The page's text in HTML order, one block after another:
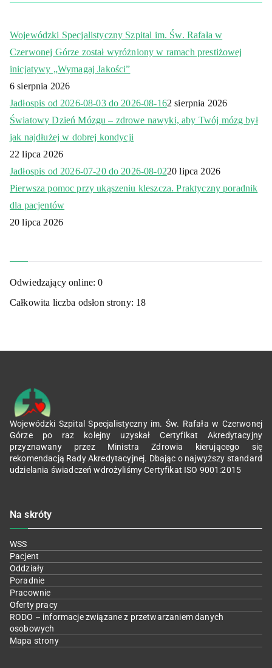
Wojewódzki Specjalistyczny Szpital im. Św. Rafała w
Czerwonej Górze został wyróżniony w ramach prestiżowej
inicjatywy „Wymagaj Jakości”
6 sierpnia 2026
Jadłospis od 2026-08-03 do 2026-08-162 sierpnia 2026
Światowy Dzień Mózgu – zdrowe nawyki, aby Twój mózg był
jak najdłużej w dobrej kondycji
22 lipca 2026
Jadłospis od 2026-07-20 do 2026-08-0220 lipca 2026
Pierwsza pomoc przy ukąszeniu kleszcza. Praktyczny poradnik
dla pacjentów
20 lipca 2026
Odwiedzający online:0
Całkowita liczba odsłon strony: 18
Wojewódzki Szpital Specjalistyczny im. Św. Rafała w Czerwonej
Górze po raz kolejny uzyskał Certyfikat Akredytacyjny
przyznawany przez Ministra Zdrowia kierującego się
rekomendacją Rady Akredytacyjnej. Dbając o najwyższy standard
udzielania świadczeń wdrożyliśmy Certyfikat ISO 9001:2015
Na skróty
WSS
Pacjent
Oddziały
Poradnie
Pracownie
Oferty pracy
RODO – informacje związane z przetwarzaniem danych
osobowych
Mapa strony